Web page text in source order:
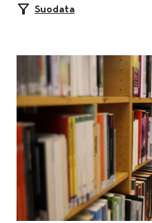
Suodata